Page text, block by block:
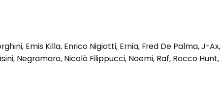
Emis Killa, Enrico Nigiotti, Ernia, Fred De Palma, J-Ax,
Negramaro, Nicolò Filippucci, Noemi, Raf, Rocco Hunt,